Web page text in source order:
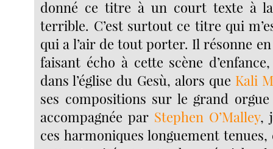
donné ce titre à un court texte à
terrible. C’est surtout ce titre qui
qui a l’air de tout porter. Il résonne
faisant écho à cette scène
dans l’église du Gesù, alors que Kali
ses compositions sur le grand orgue
accompagnée par Stephen O’Malley,
ces harmoniques longuement